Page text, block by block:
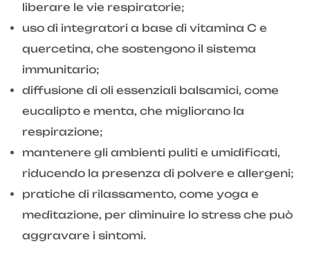
liberare le vie respiratorie;
uso di integratori a base di vitamina C e
quercetina, che sostengono il sistema
immunitario;
diffusione di oli essenziali balsamici, come
eucalipto e menta, che migliorano la
respirazione;
mantenere gli ambienti puliti e umidificati,
riducendo la presenza di polvere e allergeni;
pratiche di rilassamento, come yoga e
meditazione, per diminuire lo stress che può
aggravare i sintomi.